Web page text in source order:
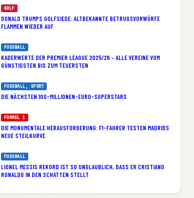
GOLF
DONALD TRUMPS GOLFSIEGE: ALTBEKANNTE BETRUGSVORWÜRFE
FLAMMEN WIEDER AUF
FUSSBALL
KADERWERTE DER PREMIER LEAGUE 2025/26 – ALLE VEREINE VOM
GÜNSTIGSTEN BIS ZUM TEUERSTEN
FUSSBALL , SPORT
DIE NÄCHSTEN 100-MILLIONEN-EURO-SUPERSTARS
FORMEL 1
DIE MONUMENTALE HERAUSFORDERUNG: F1-FAHRER TESTEN MADRIDS
NEUE STEILKURVE
FUSSBALL
LIONEL MESSIS REKORD IST SO UNGLAUBLICH, DASS ER CRISTIANO
RONALDO IN DEN SCHATTEN STELLT